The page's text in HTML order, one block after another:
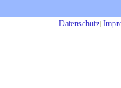
Datenschutz